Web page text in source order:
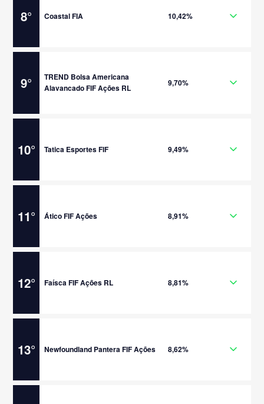
8° Coastal FIA 10,42%
9°
TREND Bolsa Americana
Alavancado FIF Ações RL
9,70%
10° Tatica Esportes FIF 9,49%
11° Ático FIF Ações 8,91%
12° Faísca FIF Ações RL 8,81%
13° Newfoundland Pantera FIF Ações 8,62%